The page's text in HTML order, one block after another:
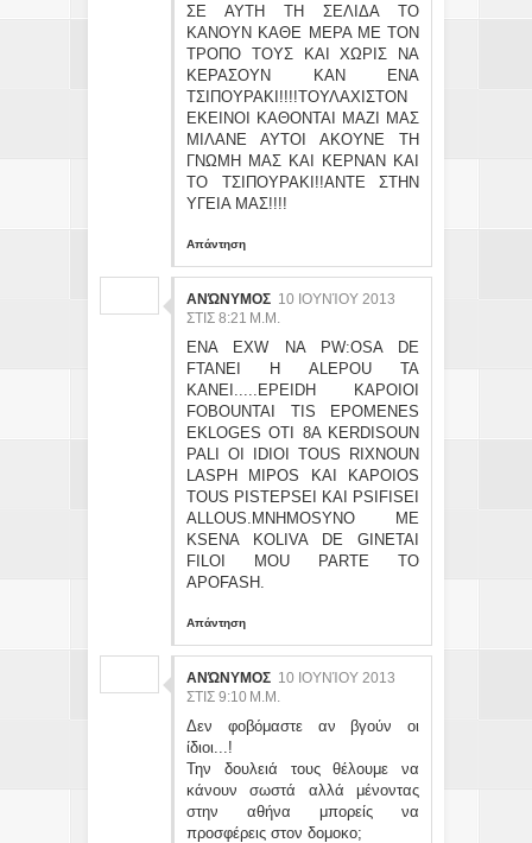
ΣΕ ΑΥΤΗ ΤΗ ΣΕΛΙΔΑ ΤΟ
ΚΑΝΟΥΝ ΚΑΘΕ ΜΕΡΑ ΜΕ ΤΟΝ
ΤΡΟΠΟ ΤΟΥΣ ΚΑΙ ΧΩΡΙΣ ΝΑ
ΚΕΡΑΣΟΥΝ ΚΑΝ ΕΝΑ
ΤΣΙΠΟΥΡΑΚΙ!!!!ΤΟΥΛΑΧΙΣΤΟΝ
ΕΚΕΙΝΟΙ ΚΑΘΟΝΤΑΙ ΜΑΖΙ ΜΑΣ
ΜΙΛΑΝΕ ΑΥΤΟΙ ΑΚΟΥΝΕ ΤΗ
ΓΝΩΜΗ ΜΑΣ ΚΑΙ ΚΕΡΝΑΝ ΚΑΙ
ΤΟ ΤΣΙΠΟΥΡΑΚΙ!!ΑΝΤΕ ΣΤΗΝ
ΥΓΕΙΑ ΜΑΣ!!!!
Απάντηση
ΑΝΏΝΥΜΟΣ 10 ΙΟΥΝΊΟΥ 2013
ΣΤΙΣ 8:21 Μ.Μ.
ENA EXW NA PW:OSA DE
FTANEI H ALEPOU TA
KANEI.....EPEIDH KAPOIOI
FOBOUNTAI TIS EPOMENES
EKLOGES OTI 8A KERDISOUN
PALI OI IDIOI TOUS RIXNOUN
LASPH MIPOS KAI KAPOIOS
TOUS PISTEPSEI KAI PSIFISEI
ALLOUS.MNHMOSYNO ME
KSENA KOLIVA DE GINETAI
FILOI MOU PARTE TO
APOFASH.
Απάντηση
ΑΝΏΝΥΜΟΣ 10 ΙΟΥΝΊΟΥ 2013
ΣΤΙΣ 9:10 Μ.Μ.
Δεν φοβόμαστε αν βγούν οι
ίδιοι...!
Την δουλειά τους θέλουμε να
κάνουν σωστά αλλά μένοντας
στην αθήνα μπορείς να
προσφέρεις στον δομοκο;